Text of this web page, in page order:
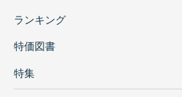
ランキング
特価図書
特集